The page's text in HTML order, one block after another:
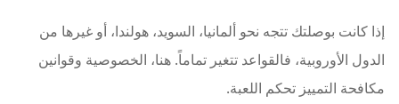
إذا كانت بوصلتك تتجه نحو ألمانيا، السويد، هولندا، أو غيرها من
الدول الأوروبية، فالقواعد تتغير تماماً. هنا، الخصوصية وقوانين
مكافحة التمييز تحكم اللعبة.